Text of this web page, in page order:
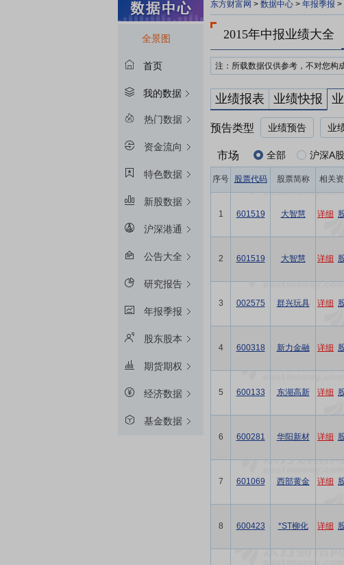
全景图
首页
我的数据
热门数据
资金流向
特色数据
新股数据
沪深港通
公告大全
研究报告
年报季报
股东股本
期货期权
经济数据
基金数据
东方财富网 > 数据中心 > 年报季报 >
2015年中报业绩大全
注：所载数据仅供参考，不对您构
业绩报表 业绩快报
预告类型 业绩预告 业
市场 全部 沪深A股
序号 股票代码 股票简称 相关
1 601519 大智慧 详细
2 601519 大智慧 详细
3 002575 群兴玩具 详细
4 600318 新力金融 详细
5 600133 东湖高新 详细
6 600281 华阳新材 详细
7 601069 西部黄金 详细
8 600423 *ST柳化 详细